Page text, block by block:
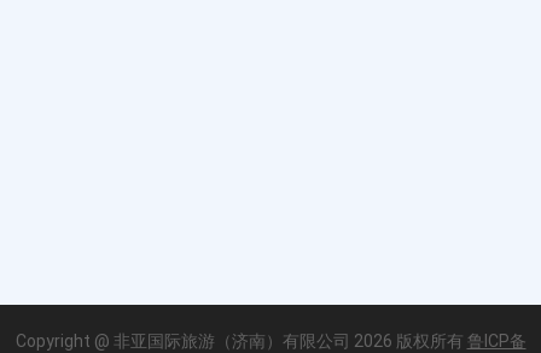
Copyright @ 非亚国际旅游（济南）有限公司 2026 版权所有 鲁ICP备